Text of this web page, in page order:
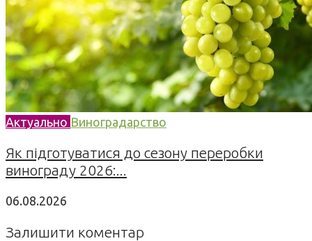
Актуально Виноградарство
Як підготуватися до сезону переробки
винограду 2026:...
06.08.2026
Залишити коментар